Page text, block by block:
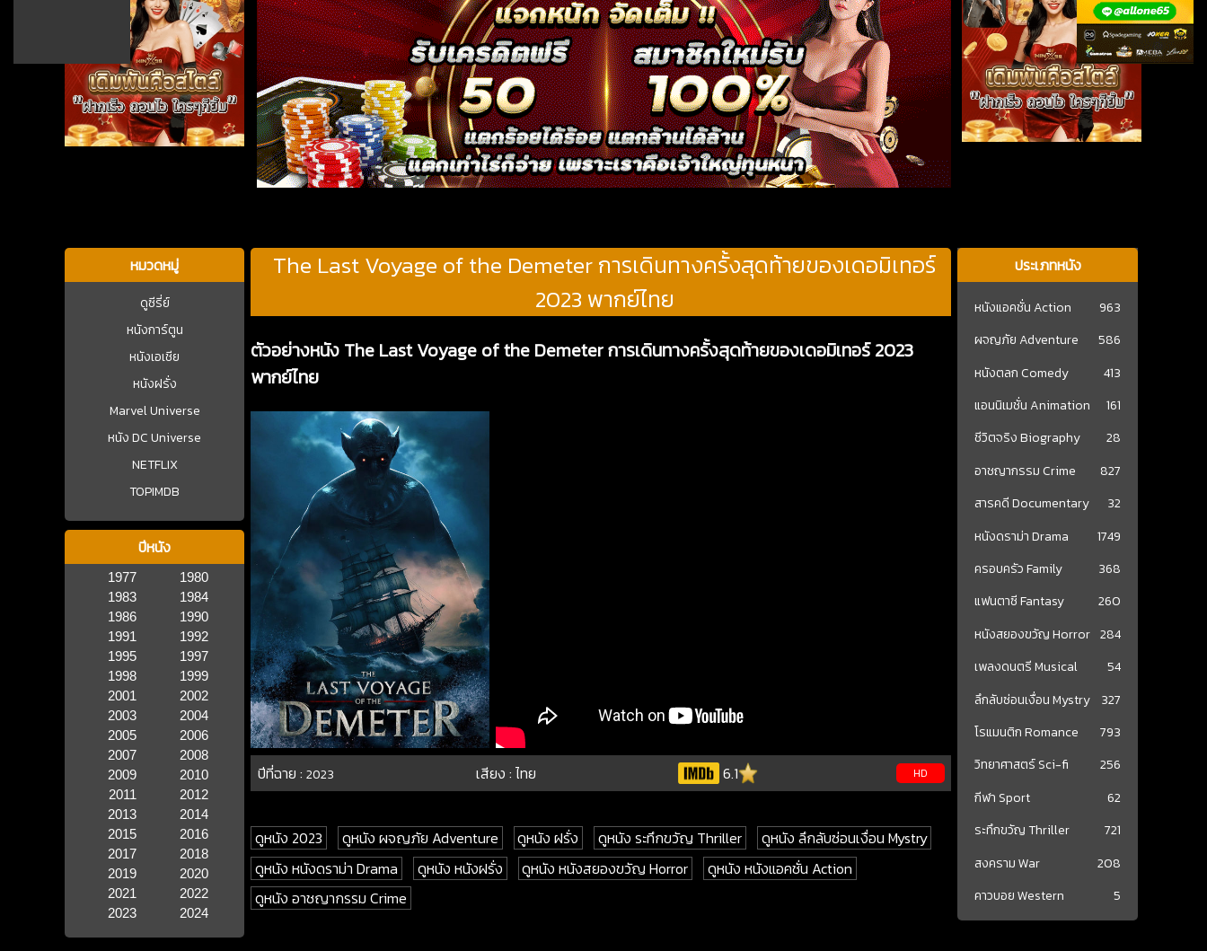
หมวดหมู่
ดูซีรี่ย์
หนังการ์ตูน
หนังเอเชีย
หนังฝรั่ง
Marvel Universe
หนัง DC Universe
NETFLIX
TOPIMDB
ปีหนัง
1977
1980
1983
1984
1986
1990
1991
1992
1995
1997
1998
1999
2001
2002
2003
2004
2005
2006
2007
2008
2009
2010
2011
2012
2013
2014
2015
2016
2017
2018
2019
2020
2021
2022
2023
2024
The Last Voyage of the Demeter การเดินทางครั้งสุดท้ายของเดอมิเทอร์
2023 พากย์ไทย
ตัวอย่างหนัง The Last Voyage of the Demeter การเดินทางครั้งสุดท้ายของเดอมิเทอร์ 2023
พากย์ไทย
ปีที่ฉาย :2023 เสียง : ไทย 6.1 HD
ดูหนัง 2023 ดูหนัง ผจญภัย Adventure ดูหนัง ฝรั่ง ดูหนัง ระทึกขวัญ Thriller
ดูหนัง ลึกลับซ่อนเงื่อน Mystry
ดูหนัง หนังดราม่า Drama
ดูหนัง หนังฝรั่ง ดูหนัง หนังสยองขวัญ Horror
ดูหนัง หนังแอคชั่น Action
ดูหนัง อาชญากรรม Crime
ประเภทหนัง
หนังแอคชั่น Action
963
ผจญภัย Adventure
586
หนังตลก Comedy
413
แอนนิเมชั่น Animation
161
ชีวิตจริง Biography
28
อาชญากรรม Crime
827
สารคดี Documentary
32
หนังดราม่า Drama
1749
ครอบครัว Family
368
แฟนตาซี Fantasy
260
หนังสยองขวัญ Horror 284
เพลงดนตรี Musical
54
ลึกลับซ่อนเงื่อน Mystry
327
โรแมนติก Romance
793
วิทยาศาสตร์ Sci-fi
256
กีฬา Sport
62
ระทึกขวัญ Thriller
721
สงคราม War
208
คาวบอย Western
5